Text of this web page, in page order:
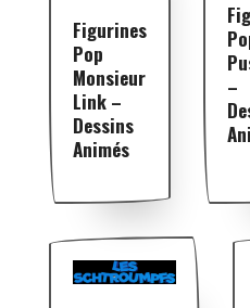
Figurines
Pop
Monsieur
Link –
Dessins
Animés
–